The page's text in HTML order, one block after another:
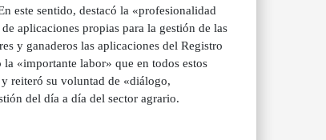
este sentido, destacó la «profesionalidad
aplicaciones propias para la gestión de las
y ganaderos las aplicaciones del Registro
«importante labor» que en todos estos
reiteró su voluntad de «diálogo,
del día a día del sector agrario.